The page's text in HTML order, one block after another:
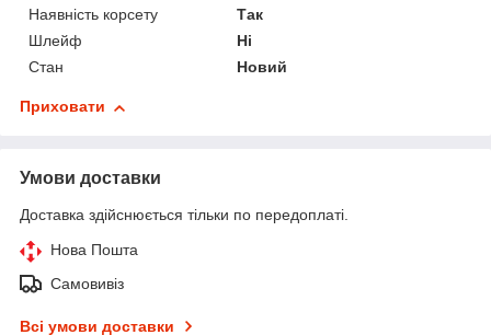
Наявність корсету
Так
Шлейф
Ні
Стан
Новий
Приховати
Умови доставки
Доставка здійснюється тільки по передоплаті.
Нова Пошта
Самовивіз
Всі умови доставки